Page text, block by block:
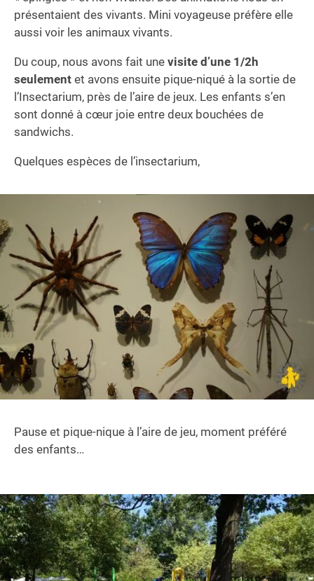
présentaient des vivants. Mini voyageuse préfère elle
aussi voir les animaux vivants.
Du coup, nous avons fait une visite d’une 1/2h
seulement et avons ensuite pique-niqué à la sortie de
l’Insectarium, près de l’aire de jeux. Les enfants s’en
sont donné à cœur joie entre deux bouchées de
sandwichs.
Quelques espèces de l’insectarium,
Pause et pique-nique à l’aire de jeu, moment préféré
des enfants…